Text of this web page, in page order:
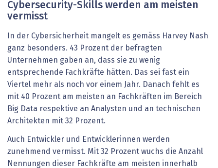
Cybersecurity-Skills werden am meisten
vermisst
In der Cybersicherheit mangelt es gemäss Harvey Nash
ganz besonders. 43 Prozent der befragten
Unternehmen gaben an, dass sie zu wenig
entsprechende Fachkräfte hätten. Das sei fast ein
Viertel mehr als noch vor einem Jahr. Danach fehlt es
mit 40 Prozent am meisten an Fachkräften im Bereich
Big Data respektive an Analysten und an technischen
Architekten mit 32 Prozent.
Auch Entwickler und Entwicklerinnen werden
zunehmend vermisst. Mit 32 Prozent wuchs die Anzahl
Nennungen dieser Fachkräfte am meisten innerhalb